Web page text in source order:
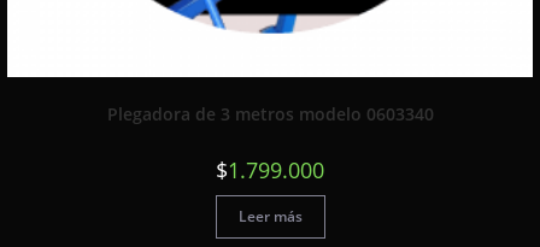
Plegadora de 3 metros modelo 0603340
$1.799.000
Leer más